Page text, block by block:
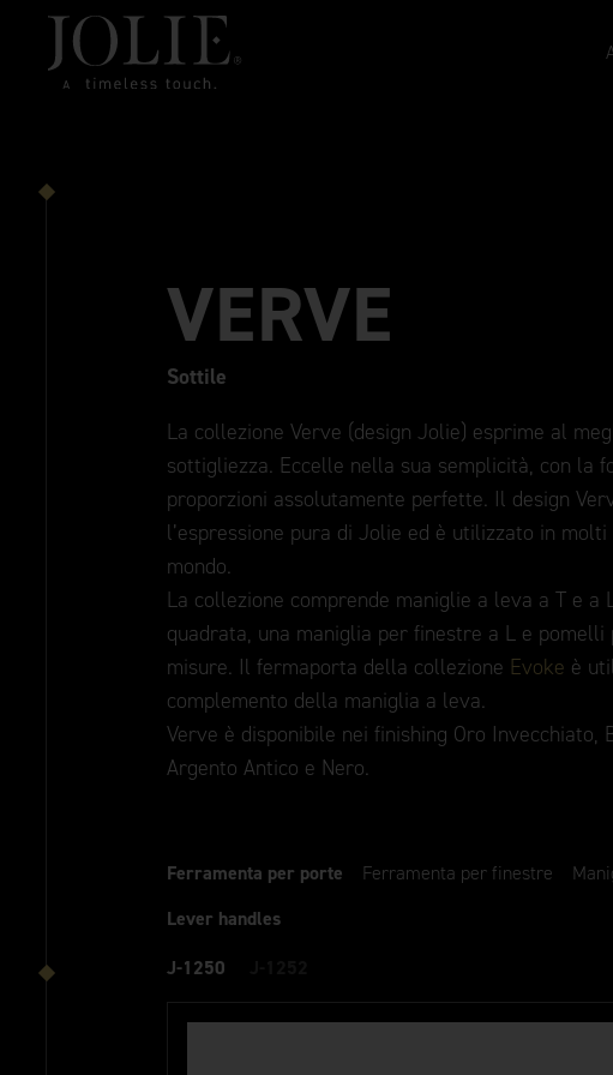
VERVE
Sottile
La collezione Verve (design Jolie) esprime al
sottigliezza. Eccelle nella sua semplicità, con la
proporzioni assolutamente perfette. Il design
l’espressione pura di Jolie ed è utilizzato in
mondo.
La collezione comprende maniglie a leva a T e a
quadrata, una maniglia per finestre a L e pomelli
misure. Il fermaporta della collezione Evoke è
complemento della maniglia a leva.
Verve è disponibile nei finishing Oro Invecchiato,
Argento Antico e Nero.
Ferramenta per porte Ferramenta per finestre
Lever handles
J-1250